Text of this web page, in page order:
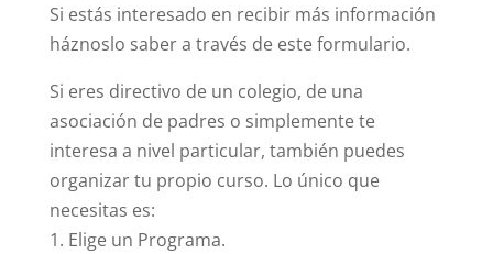
Si estás interesado en recibir más información
háznoslo saber a través de este formulario.
Si eres directivo de un colegio, de una
asociación de padres o simplemente te
interesa a nivel particular, también puedes
organizar tu propio curso. Lo único que
necesitas es:
Elige un Programa.